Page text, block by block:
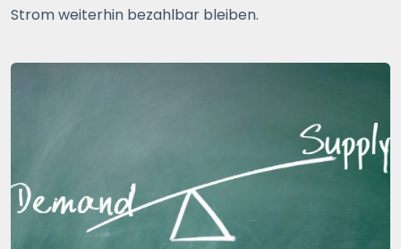
Strom weiterhin bezahlbar bleiben.